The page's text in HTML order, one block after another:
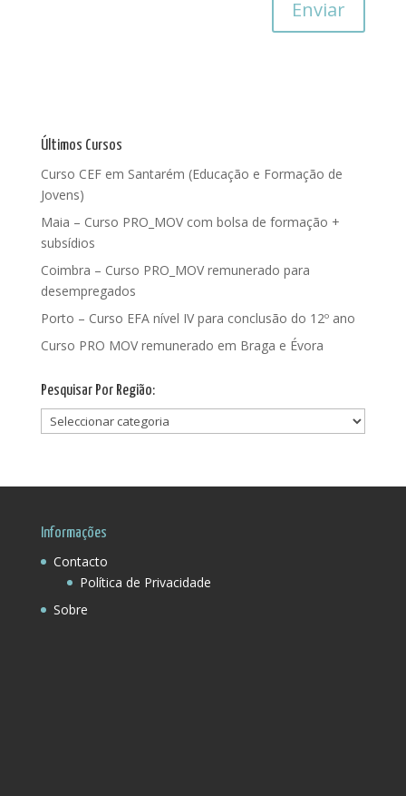
Últimos Cursos
Curso CEF em Santarém (Educação e Formação de
Jovens)
Maia – Curso PRO_MOV com bolsa de formação +
subsídios
Coimbra – Curso PRO_MOV remunerado para
desempregados
Porto – Curso EFA nível IV para conclusão do 12º ano
Curso PRO MOV remunerado em Braga e Évora
Pesquisar Por Região:
Pesquisar
Por
Informações
Contacto
Política de Privacidade
Sobre